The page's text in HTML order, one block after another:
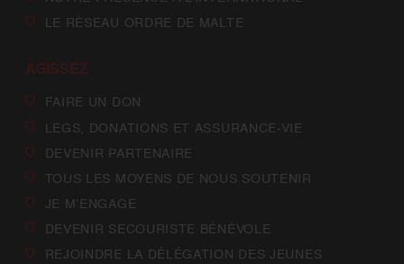
LE RÉSEAU ORDRE DE MALTE
AGISSEZ
FAIRE UN DON
LEGS, DONATIONS ET ASSURANCE-VIE
DEVENIR PARTENAIRE
TOUS LES MOYENS DE NOUS SOUTENIR
JE M’ENGAGE
DEVENIR SECOURISTE BÉNÉVOLE
REJOINDRE LA DÉLÉGATION DES JEUNES